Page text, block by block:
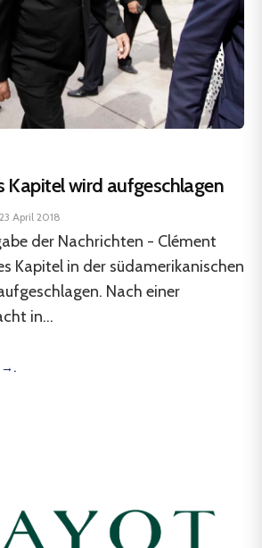
Kapitel wird aufgeschlagen
23 April 2018
der Nachrichten - Clément
Kapitel in der südamerikanischen
Nach einer
in...
→.